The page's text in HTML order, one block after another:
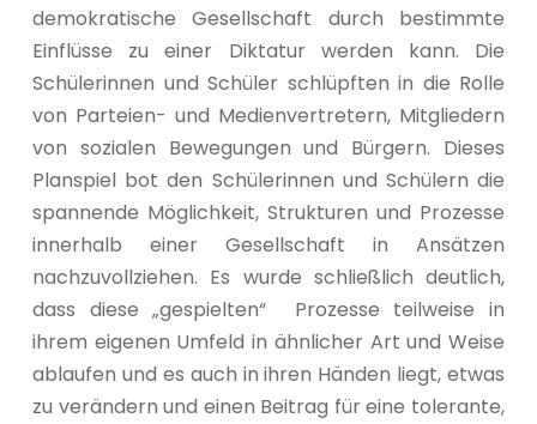
demokratische Gesellschaft durch bestimmte
Einflüsse zu einer Diktatur werden kann. Die
Schülerinnen und Schüler schlüpften in die Rolle
von Parteien- und Medienvertretern, Mitgliedern
von sozialen Bewegungen und Bürgern. Dieses
Planspiel bot den Schülerinnen und Schülern die
spannende Möglichkeit, Strukturen und Prozesse
innerhalb einer Gesellschaft in Ansätzen
nachzuvollziehen. Es wurde schließlich deutlich,
dass diese „gespielten“ Prozesse teilweise in
ihrem eigenen Umfeld in ähnlicher Art und Weise
ablaufen und es auch in ihren Händen liegt, etwas
zu verändern und einen Beitrag für eine tolerante,